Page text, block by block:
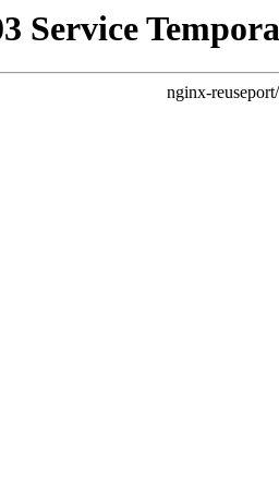
Service
nginx-